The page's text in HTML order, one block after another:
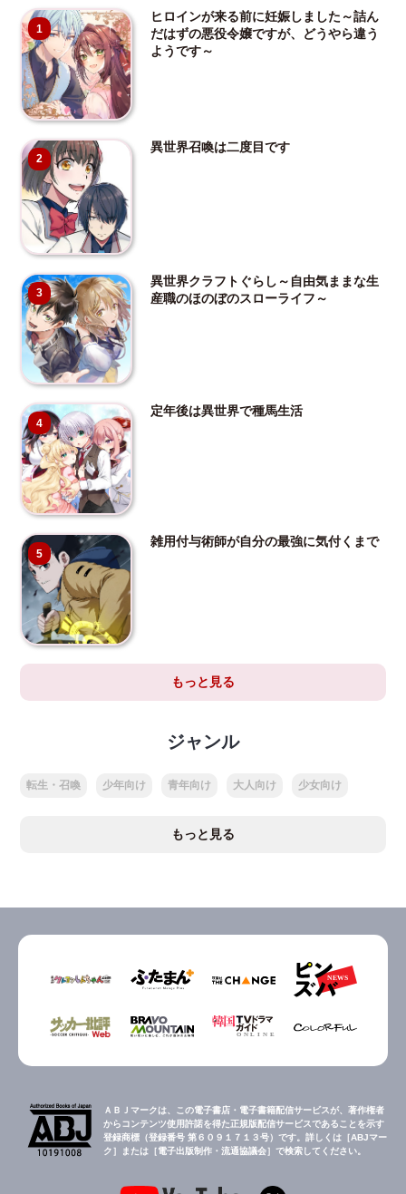
1
ヒロインが来る前に妊娠しました～詰ん
だはずの悪役令嬢ですが、どうやら違う
ようです～
2
異世界召喚は二度目です
3
異世界クラフトぐらし～自由気ままな生
産職のほのぼのスローライフ～
4
定年後は異世界で種馬生活
5
雑用付与術師が自分の最強に気付くまで
もっと見る
ジャンル
転生・召喚 少年向け 青年向け 大人向け 少女向け
もっと見る
ＡＢＪマークは、この電子書店・電子書籍配信サービスが、著作権者
からコンテンツ使用許諾を得た正規版配信サービスであることを示す
登録商標（登録番号 第６０９１７１３号）です。詳しくは［ABJマー
ク］または［電子出版制作・流通協議会］で検索してください。